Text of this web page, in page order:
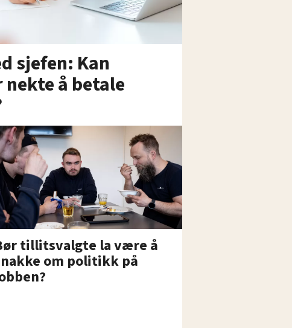
sjefen: Kan
å betale
tillitsvalgte la være å
om politikk på